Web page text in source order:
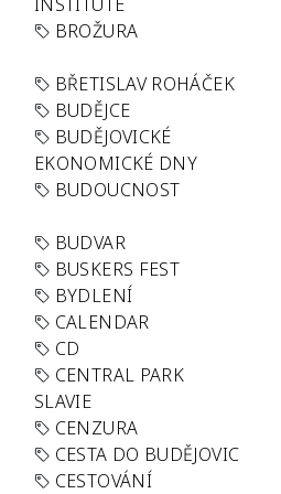
BROŽURA
BŘETISLAV ROHÁČEK
BUDĚJCE
BUDĚJOVICKÉ
EKONOMICKÉ DNY
BUDOUCNOST
BUDVAR
BUSKERS FEST
BYDLENÍ
CALENDAR
CD
CENTRAL PARK
SLAVIE
CENZURA
CESTA DO BUDĚJOVIC
CESTOVÁNÍ